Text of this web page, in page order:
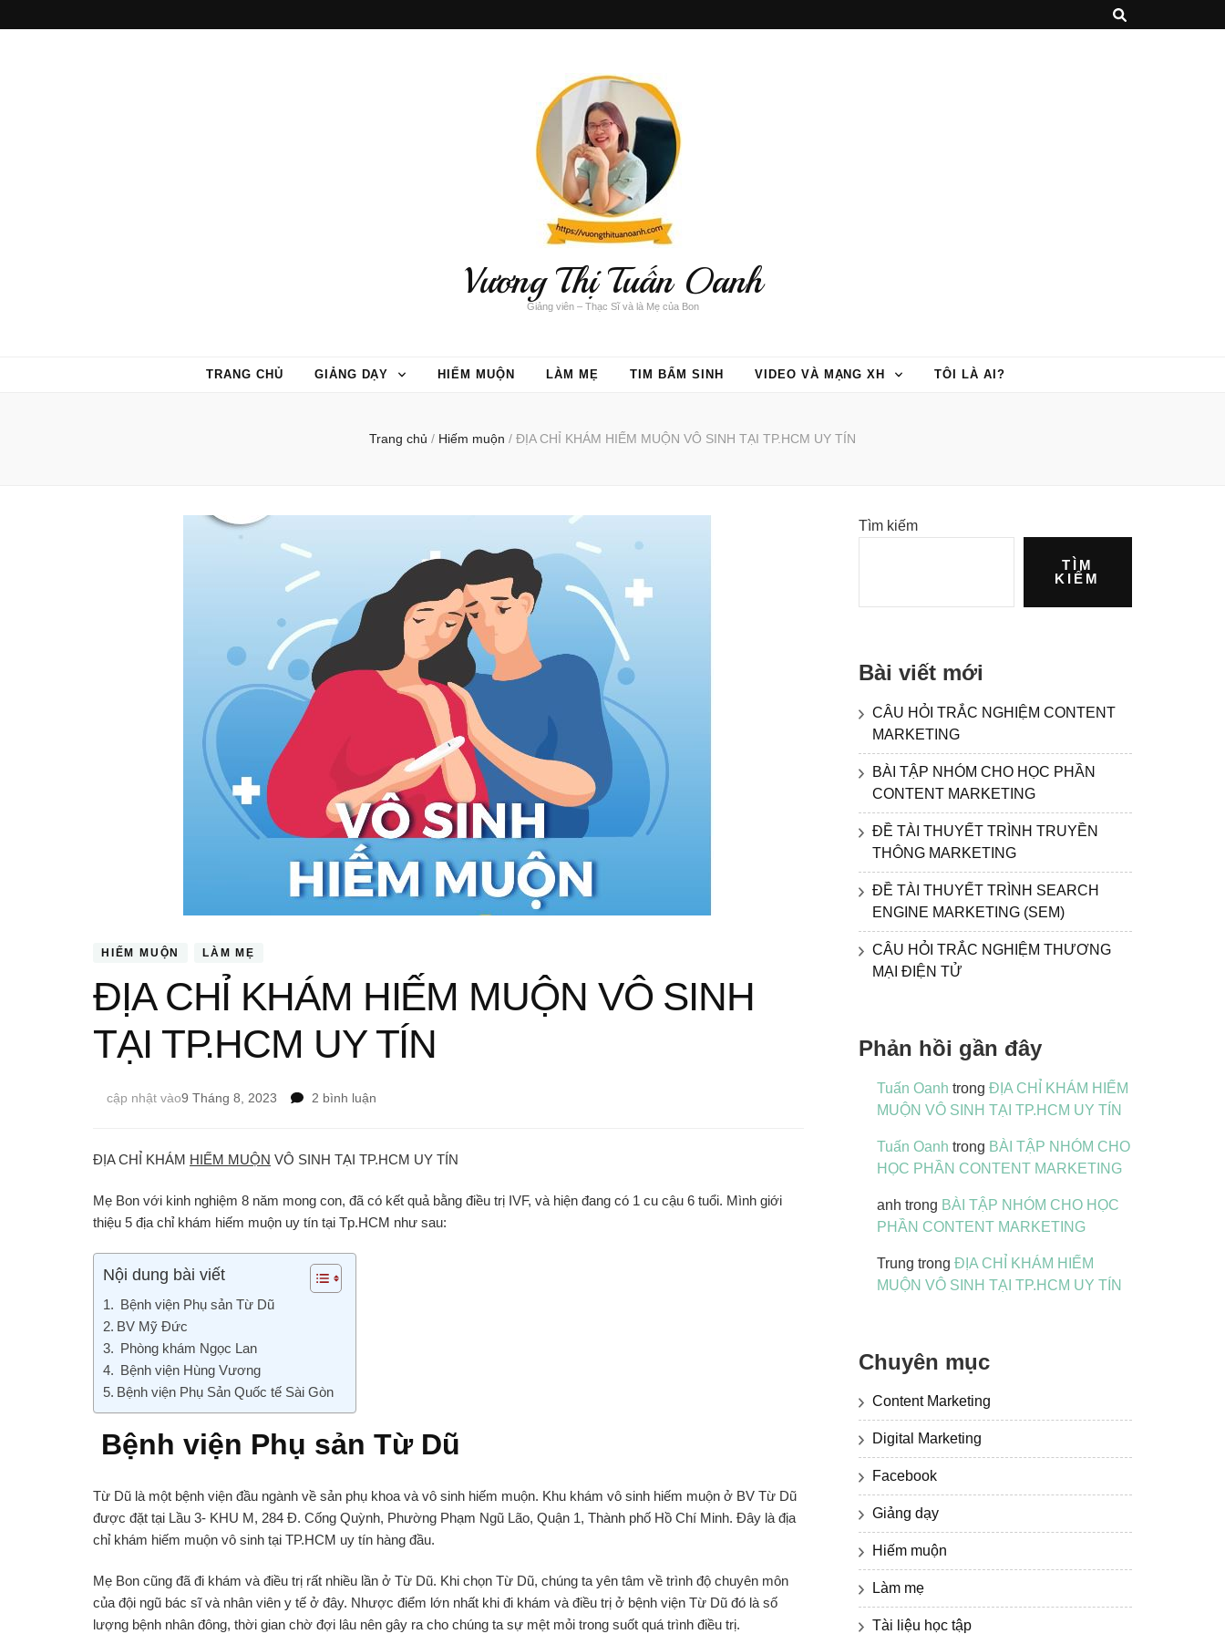
Vương Thị Tuấn Oanh
Giảng viên – Thạc Sĩ và là Mẹ của Bon
TRANG CHỦ GIẢNG DẠY HIẾM MUỘN LÀM MẸ TIM BẨM SINH VIDEO VÀ MẠNG XH TÔI LÀ AI?
Trang chủ / Hiếm muộn / ĐỊA CHỈ KHÁM HIẾM MUỘN VÔ SINH TẠI TP.HCM UY TÍN
HIẾM MUỘN LÀM MẸ
ĐỊA CHỈ KHÁM HIẾM MUỘN VÔ SINH
TẠI TP.HCM UY TÍN
cập nhật vào9 Tháng 8, 2023 2 bình luận
KHÁM
MUỘN
SINH
ĐỊA CHỈ KHÁM HIẾM MUỘN VÔ SINH TẠI TP.HCM UY TÍN
Mẹ Bon với kinh nghiệm 8 năm mong con, đã có kết quả bằng điều trị IVF, và hiện đang có 1 cu cậu 6 tuổi. Mình giới
thiệu 5 địa chỉ khám hiếm muộn uy tín tại Tp.HCM như sau:
Nội dung bài viết
Bệnh viện Phụ sản Từ Dũ
BV Mỹ Đức
Phòng khám Ngọc Lan
Bệnh viện Hùng Vương
Bệnh viện Phụ Sản Quốc tế Sài Gòn
Bệnh viện Phụ sản Từ Dũ
Từ Dũ là một bệnh viện đầu ngành về sản phụ khoa và vô sinh hiếm muộn. Khu khám vô sinh hiếm muộn ở BV Từ Dũ
được đặt tại Lầu 3- KHU M, 284 Đ. Cống Quỳnh, Phường Phạm Ngũ Lão, Quận 1, Thành phố Hồ Chí Minh. Đây là địa
chỉ khám hiếm muộn vô sinh tại TP.HCM uy tín hàng đầu.
Mẹ Bon cũng đã đi khám và điều trị rất nhiều lần ở Từ Dũ. Khi chọn Từ Dũ, chúng ta yên tâm về trình độ chuyên môn
của đội ngũ bác sĩ và nhân viên y tế ở đây. Nhược điểm lớn nhất khi đi khám và điều trị ở bệnh viện Từ Dũ đó là số
lượng bệnh nhân đông, thời gian chờ đợi lâu nên gây ra cho chúng ta sự mệt mỏi trong suốt quá trình điều trị.
Tìm kiếm
TÌM
KIẾM
Bài viết mới
CÂU HỎI TRẮC NGHIỆM CONTENT
MARKETING
BÀI TẬP NHÓM CHO HỌC PHẦN
CONTENT MARKETING
ĐỀ TÀI THUYẾT TRÌNH TRUYỀN
THÔNG MARKETING
ĐỀ TÀI THUYẾT TRÌNH SEARCH
ENGINE MARKETING (SEM)
CÂU HỎI TRẮC NGHIỆM THƯƠNG
MẠI ĐIỆN TỬ
Phản hồi gần đây
Tuấn Oanh trong ĐỊA CHỈ KHÁM HIẾM
MUỘN VÔ SINH TẠI TP.HCM UY TÍN
Tuấn Oanh trong BÀI TẬP NHÓM CHO
HỌC PHẦN CONTENT MARKETING
anh trong BÀI TẬP NHÓM CHO HỌC
PHẦN CONTENT MARKETING
Trung trong ĐỊA CHỈ KHÁM HIẾM
MUỘN VÔ SINH TẠI TP.HCM UY TÍN
Chuyên mục
Content Marketing
Digital Marketing
Facebook
Giảng dạy
Hiếm muộn
Làm mẹ
Tài liệu học tập